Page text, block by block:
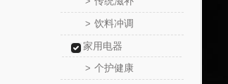
> 饮料冲调
家用电器
> 个护健康